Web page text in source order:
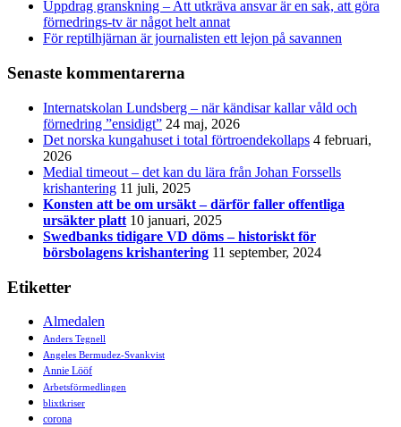
Uppdrag granskning – Att utkräva ansvar är en sak, att göra
förnedrings-tv är något helt annat
För reptilhjärnan är journalisten ett lejon på savannen
Senaste kommentarerna
Internatskolan Lundsberg – när kändisar kallar våld och
förnedring ”ensidigt” 24 maj, 2026
Det norska kungahuset i total förtroendekollaps 4 februari,
2026
Medial timeout – det kan du lära från Johan Forssells
krishantering 11 juli, 2025
Konsten att be om ursäkt – därför faller offentliga
ursäkter platt 10 januari, 2025
Swedbanks tidigare VD döms – historiskt för
börsbolagens krishantering 11 september, 2024
Etiketter
Almedalen
Anders Tegnell
Angeles Bermudez-Svankvist
Annie Lööf
Arbetsförmedlingen
blixtkriser
corona